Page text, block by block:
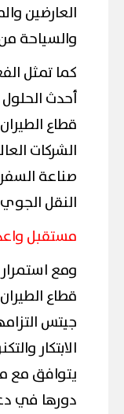
العارضين
والسياحة
كما تمثل
أحدث
قطاع
الشركات
صناعة
النقل
مستقبل
ومع
قطاع
جيتس
الابتكار
يتوافق مع
دورها في